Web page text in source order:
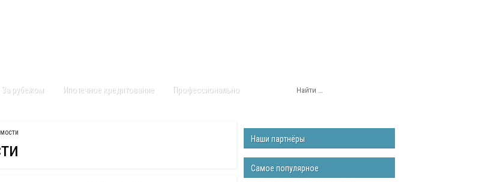
За рубежом Ипотечное кредитование Профессионально
Наши партнёры
Самое популярное